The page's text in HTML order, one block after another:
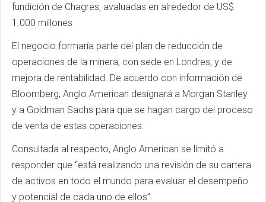
fundición de Chagres, avaluadas en alrededor de US$
1.000 millones
El negocio formaría parte del plan de reducción de
operaciones de la minera, con sede en Londres, y de
mejora de rentabilidad. De acuerdo con información de
Bloomberg, Anglo American designará a Morgan Stanley
y a Goldman Sachs para que se hagan cargo del proceso
de venta de estas operaciones.
Consultada al respecto, Anglo American se limitó a
responder que “está realizando una revisión de su cartera
de activos en todo el mundo para evaluar el desempeño
y potencial de cada uno de ellos”.